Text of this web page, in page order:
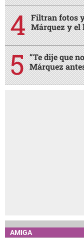
Filtran fotos
Márquez y el
“Te dije que
Márquez
AMIGA